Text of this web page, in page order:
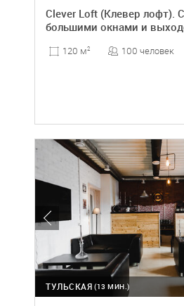
Clever Loft (Клевер лофт).
большими окнами и
120 м2 100 человек
(13 МИН.)
ТУЛЬСКАЯ